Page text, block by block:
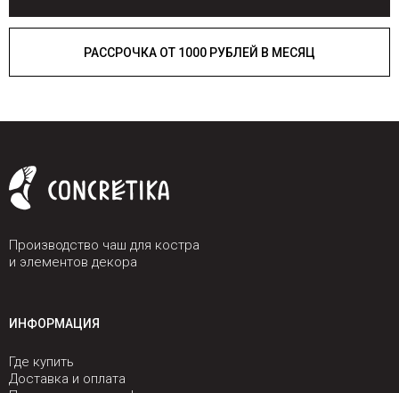
РАССРОЧКА ОТ 1000 РУБЛЕЙ В МЕСЯЦ
Производство чаш для костра
и элементов декора
ИНФОРМАЦИЯ
Где купить
Доставка и оплата